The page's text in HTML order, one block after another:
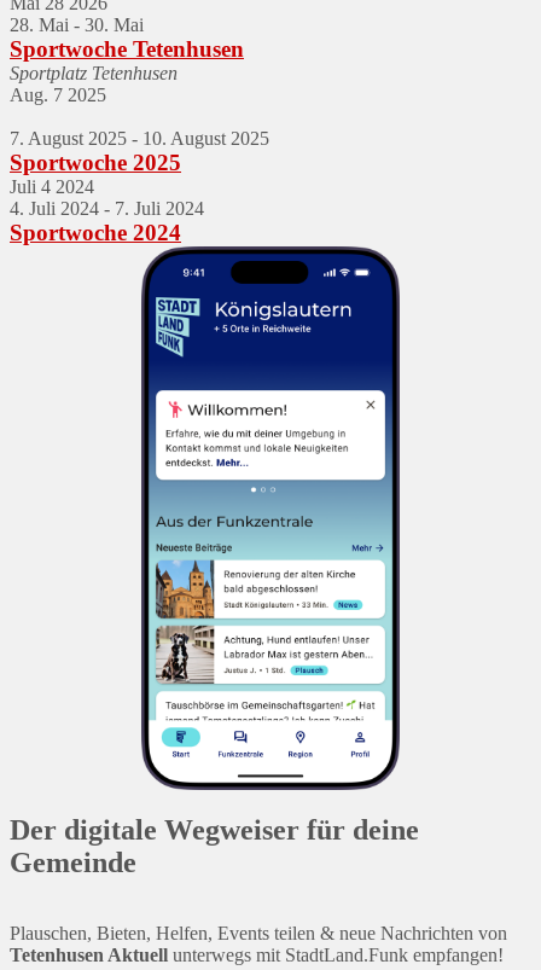
28. Mai - 30. Mai
Sportwoche Tetenhusen
Sportplatz Tetenhusen
Aug. 7 2025
7. August 2025 - 10. August 2025
Sportwoche 2025
Juli 4 2024
4. Juli 2024 - 7. Juli 2024
Sportwoche 2024
Der digitale Wegweiser für deine
Gemeinde
Plauschen, Bieten, Helfen, Events teilen & neue Nachrichten von
Tetenhusen Aktuell unterwegs mit StadtLand.Funk empfangen!